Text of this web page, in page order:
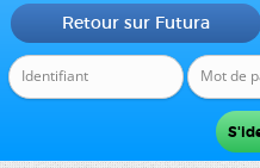
Retour sur Futura